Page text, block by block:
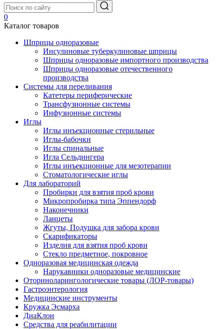
0
Каталог товаров
Шприцы одноразовые
Инсулиновые туберкулиновые шприцы
Шприцы одноразовые импортного производства
Шприцы одноразовые отечественного
производства
Системы для переливания
Катетеры периферические
Трансфузионные системы
Инфузионные системы
Иглы
Иглы инъекционные стерильные
Иглы-бабочки
Иглы спинальные
Игла Сельдингера
Иглы инъекционные для мезотерапии
Стоматологические иглы
Для лабораторий
Пробирки для взятия проб крови
Микропробирка типа Эппендорф
Наконечники
Ланцеты
Жгуты, Подушка для забора крови
Скарификаторы
Изделия для взятия проб крови
Стекло предметное, покровное
Одноразовая медицинская одежда
Нарукавники одноразовые медицинские
Оториноларингологические товары (ЛОР-товары)
Гастроэнтерология
Медицинские инструменты
Кружка Эсмарха
ДиаКлон
Средства для реабилитации